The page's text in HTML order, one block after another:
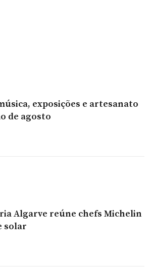
exposições e artesanato
de agosto
Algarve reúne chefs Michelin
solar